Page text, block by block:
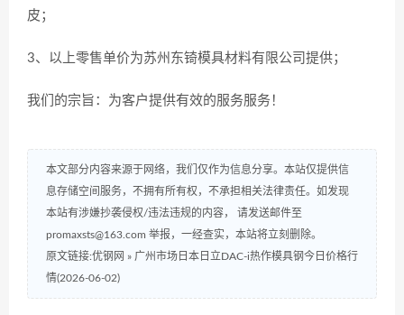
皮；
3、以上零售单价为苏州东锜模具材料有限公司提供；
我们的宗旨：为客户提供有效的服务服务！
本文部分内容来源于网络，我们仅作为信息分享。本站仅提供信
息存储空间服务，不拥有所有权，不承担相关法律责任。如发现
本站有涉嫌抄袭侵权/违法违规的内容， 请发送邮件至
promaxsts@163.com 举报，一经查实，本站将立刻删除。
原文链接:优钢网 » 广州市场日本日立DAC-i热作模具钢今日价格行
情(2026-06-02)